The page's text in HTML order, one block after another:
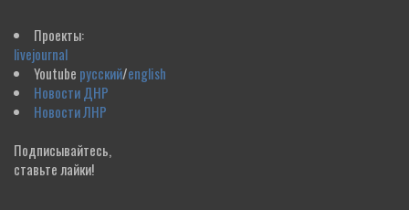
Проекты:
livejournal
Youtube русский/english
Новости ДНР
Новости ЛНР
Подписывайтесь,
ставьте лайки!